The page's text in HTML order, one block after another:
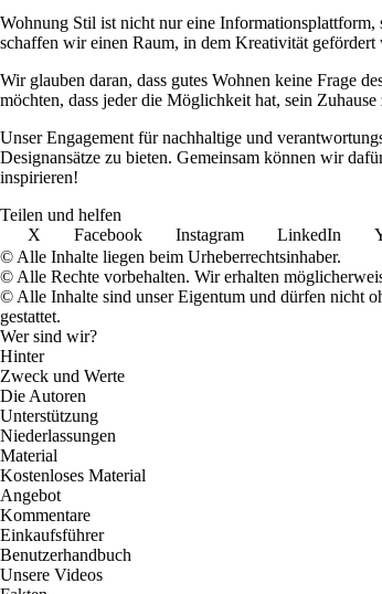
Wohnung Stil ist nicht nur eine
schaffen wir einen Raum, in dem Kreativität
Wir glauben daran, dass gutes Wohnen keine Frage
möchten, dass jeder die Möglichkeit hat, sein
Unser Engagement für nachhaltige und
Designansätze zu bieten. Gemeinsam können wir
inspirieren!
Teilen und helfen
X
Facebook Instagram LinkedIn
© Alle Inhalte liegen beim Urheberrechtsinhaber.
© Alle Rechte vorbehalten. Wir erhalten
© Alle Inhalte sind unser Eigentum und dürfen nicht
gestattet.
Wer sind wir?
Hinter
Zweck und Werte
Die Autoren
Unterstützung
Niederlassungen
Material
Kostenloses Material
Angebot
Kommentare
Einkaufsführer
Benutzerhandbuch
Unsere Videos